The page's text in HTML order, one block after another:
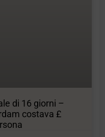
di 16 giorni –
costava £